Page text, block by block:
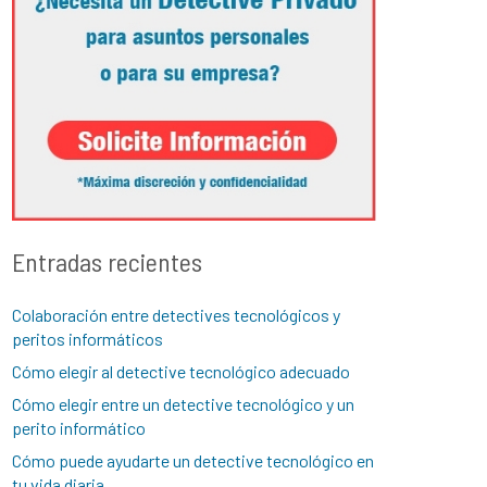
Entradas recientes
Colaboración entre detectives tecnológicos y
peritos informáticos
Cómo elegir al detective tecnológico adecuado
Cómo elegir entre un detective tecnológico y un
perito informático
Cómo puede ayudarte un detective tecnológico en